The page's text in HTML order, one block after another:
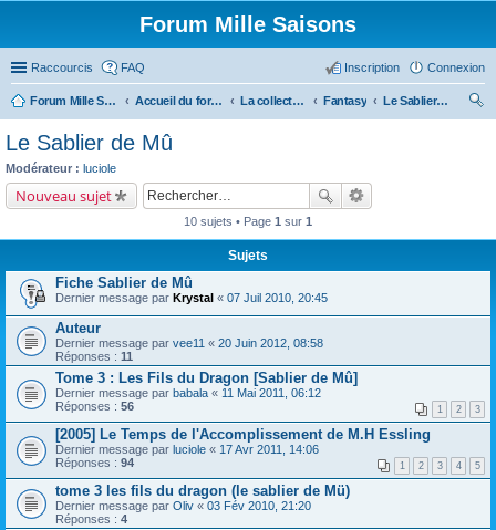
Forum Mille Saisons
Raccourcis FAQ Connexion
Inscription
Forum Mille Saisons Accueil du forum La collection Mille Saisons Fantasy
Le Sablier de Mû
Le Sablier de Mû
Modérateur : luciole
Nouveau sujet
10 sujets • Page 1 sur 1
Sujets
Fiche Sablier de Mû
Dernier message par Krystal « 07 Juil 2010, 20:45
Auteur
Dernier message par vee11 « 20 Juin 2012, 08:58
Réponses : 11
Tome 3 : Les Fils du Dragon [Sablier de Mû]
Dernier message par babala « 11 Mai 2011, 06:12
Réponses : 56 1 2 3
[2005] Le Temps de l'Accomplissement de M.H Essling
Dernier message par luciole « 17 Avr 2011, 14:06
Réponses : 94 1 2 3 4 5
tome 3 les fils du dragon (le sablier de Mü)
Dernier message par Oliv « 03 Fév 2010, 21:20
Réponses : 4